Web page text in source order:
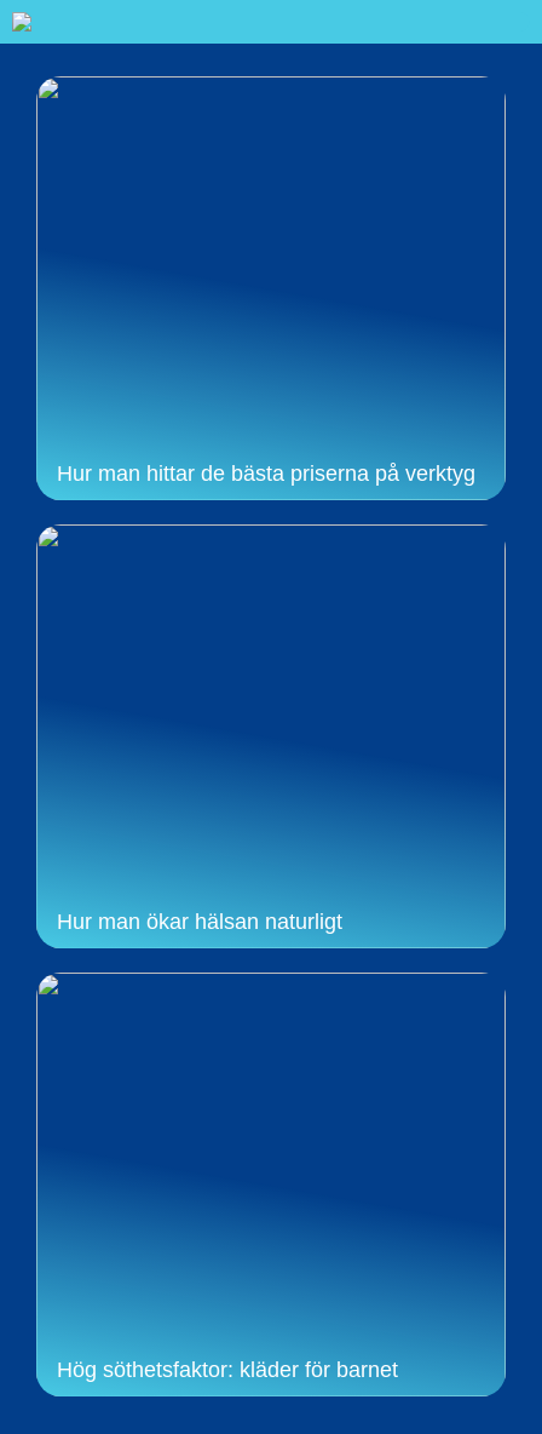
Hur man hittar de bästa priserna på verktyg
Hur man ökar hälsan naturligt
Hög söthetsfaktor: kläder för barnet